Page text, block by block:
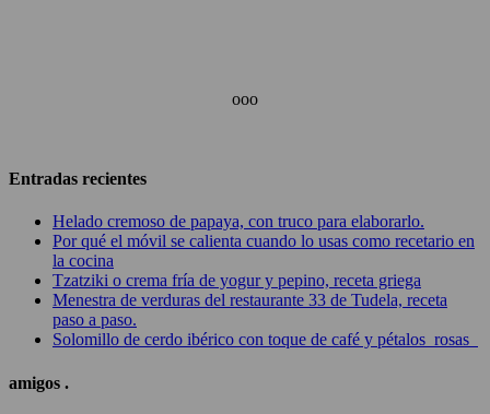
ooo
Entradas recientes
Helado cremoso de papaya, con truco para elaborarlo.
Por qué el móvil se calienta cuando lo usas como recetario en
la cocina
Tzatziki o crema fría de yogur y pepino, receta griega
Menestra de verduras del restaurante 33 de Tudela, receta
paso a paso.
Solomillo de cerdo ibérico con toque de café y pétalos rosas
amigos .